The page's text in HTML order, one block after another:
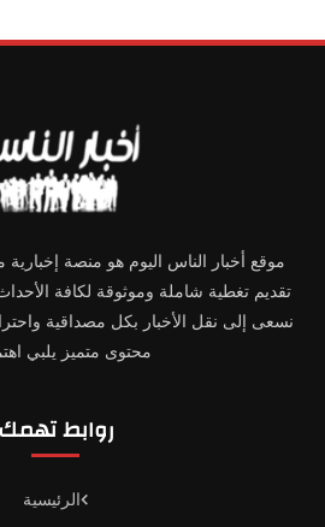
موقع أخبار الناس اليوم هو منصة
تقديم تغطية شاملة وموثوقة لكافة
نسعى إلى نقل الأخبار بكل مصداقية
محتوى متميز يلبي
روابط تهمك
الرئيسية